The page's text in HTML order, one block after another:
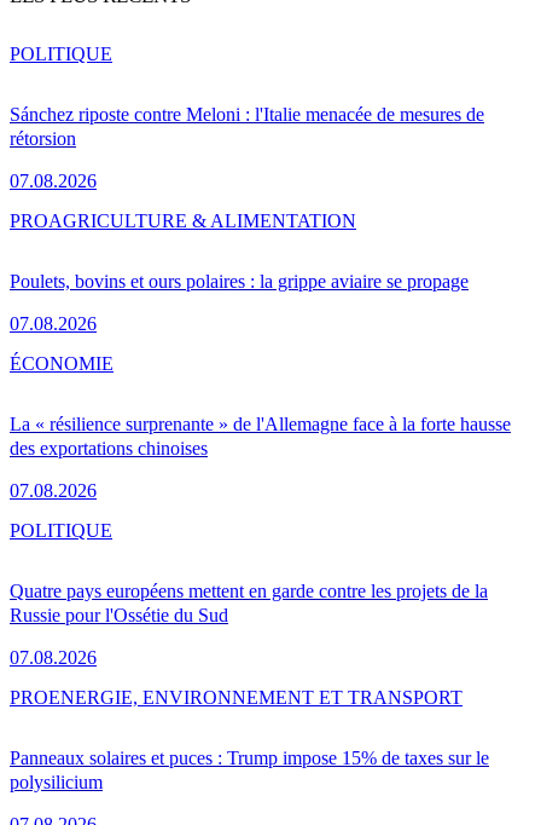
Sánchez riposte contre Meloni : l'Italie menacée de mesures de
rétorsion
07.08.2026
POLITIQUE
Poulets, bovins et ours polaires : la grippe aviaire se propage
07.08.2026
PROAGRICULTURE & ALIMENTATION
La « résilience surprenante » de l'Allemagne face à la forte hausse
des exportations chinoises
07.08.2026
ÉCONOMIE
Quatre pays européens mettent en garde contre les projets de la
Russie pour l'Ossétie du Sud
07.08.2026
POLITIQUE
Panneaux solaires et puces : Trump impose 15% de taxes sur le
polysilicium
PROENERGIE, ENVIRONNEMENT ET TRANSPORT